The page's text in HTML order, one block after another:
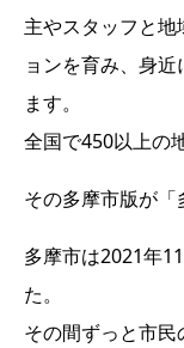
主やスタッフと
ョンを育み、身
ます。
全国で450以上の
その多摩市版が「
多摩市は2021年
た。
その間ずっと市